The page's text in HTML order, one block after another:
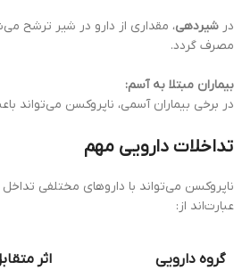
در شیردهی، مقداری از دارو در شیر ترشح
مصرف گردد.
بیماران مبتلا به آسم:
در برخی بیماران آسمی، ناپروکسن
تداخلات دارویی مهم
ناپروکسن می‌تواند با داروهای مختلفی
عبارت‌اند از:
گروه دارویی اثر